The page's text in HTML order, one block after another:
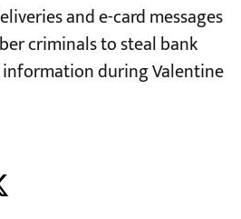
and e-card messages
criminals to steal bank
during Valentine